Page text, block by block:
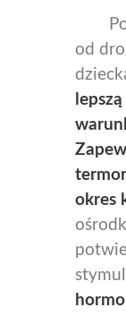
od
Z
okres